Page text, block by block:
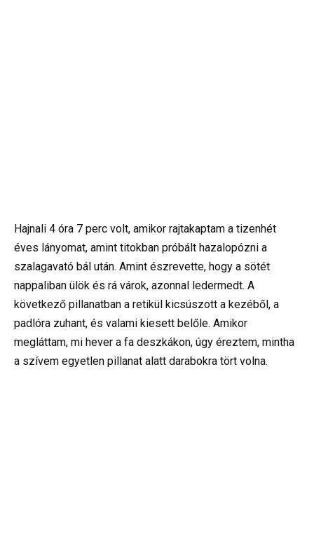
Hajnali 4 óra 7 perc volt, amikor rajtakaptam a tizenhét
éves lányomat, amint titokban próbált hazalopózni a
szalagavató bál után. Amint észrevette, hogy a sötét
nappaliban ülök és rá várok, azonnal ledermedt. A
következő pillanatban a retikül kicsúszott a kezéből, a
padlóra zuhant, és valami kiesett belőle. Amikor
megláttam, mi hever a fa deszkákon, úgy éreztem, mintha
a szívem egyetlen pillanat alatt darabokra tört volna.